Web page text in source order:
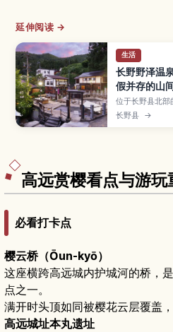
延伸阅读 →
生活
长野野泽温
假并存的山
位于长野县北部
续至今的汤治文
本文介绍遍布镇
长野县 →
高远赏樱看点与游玩
必看打卡点
樱云桥（Ōun-kyō）
这座横跨高远城内护城河的桥，
点之一。
满开时头顶如同被樱花云层覆盖
高远城址本丸遗址